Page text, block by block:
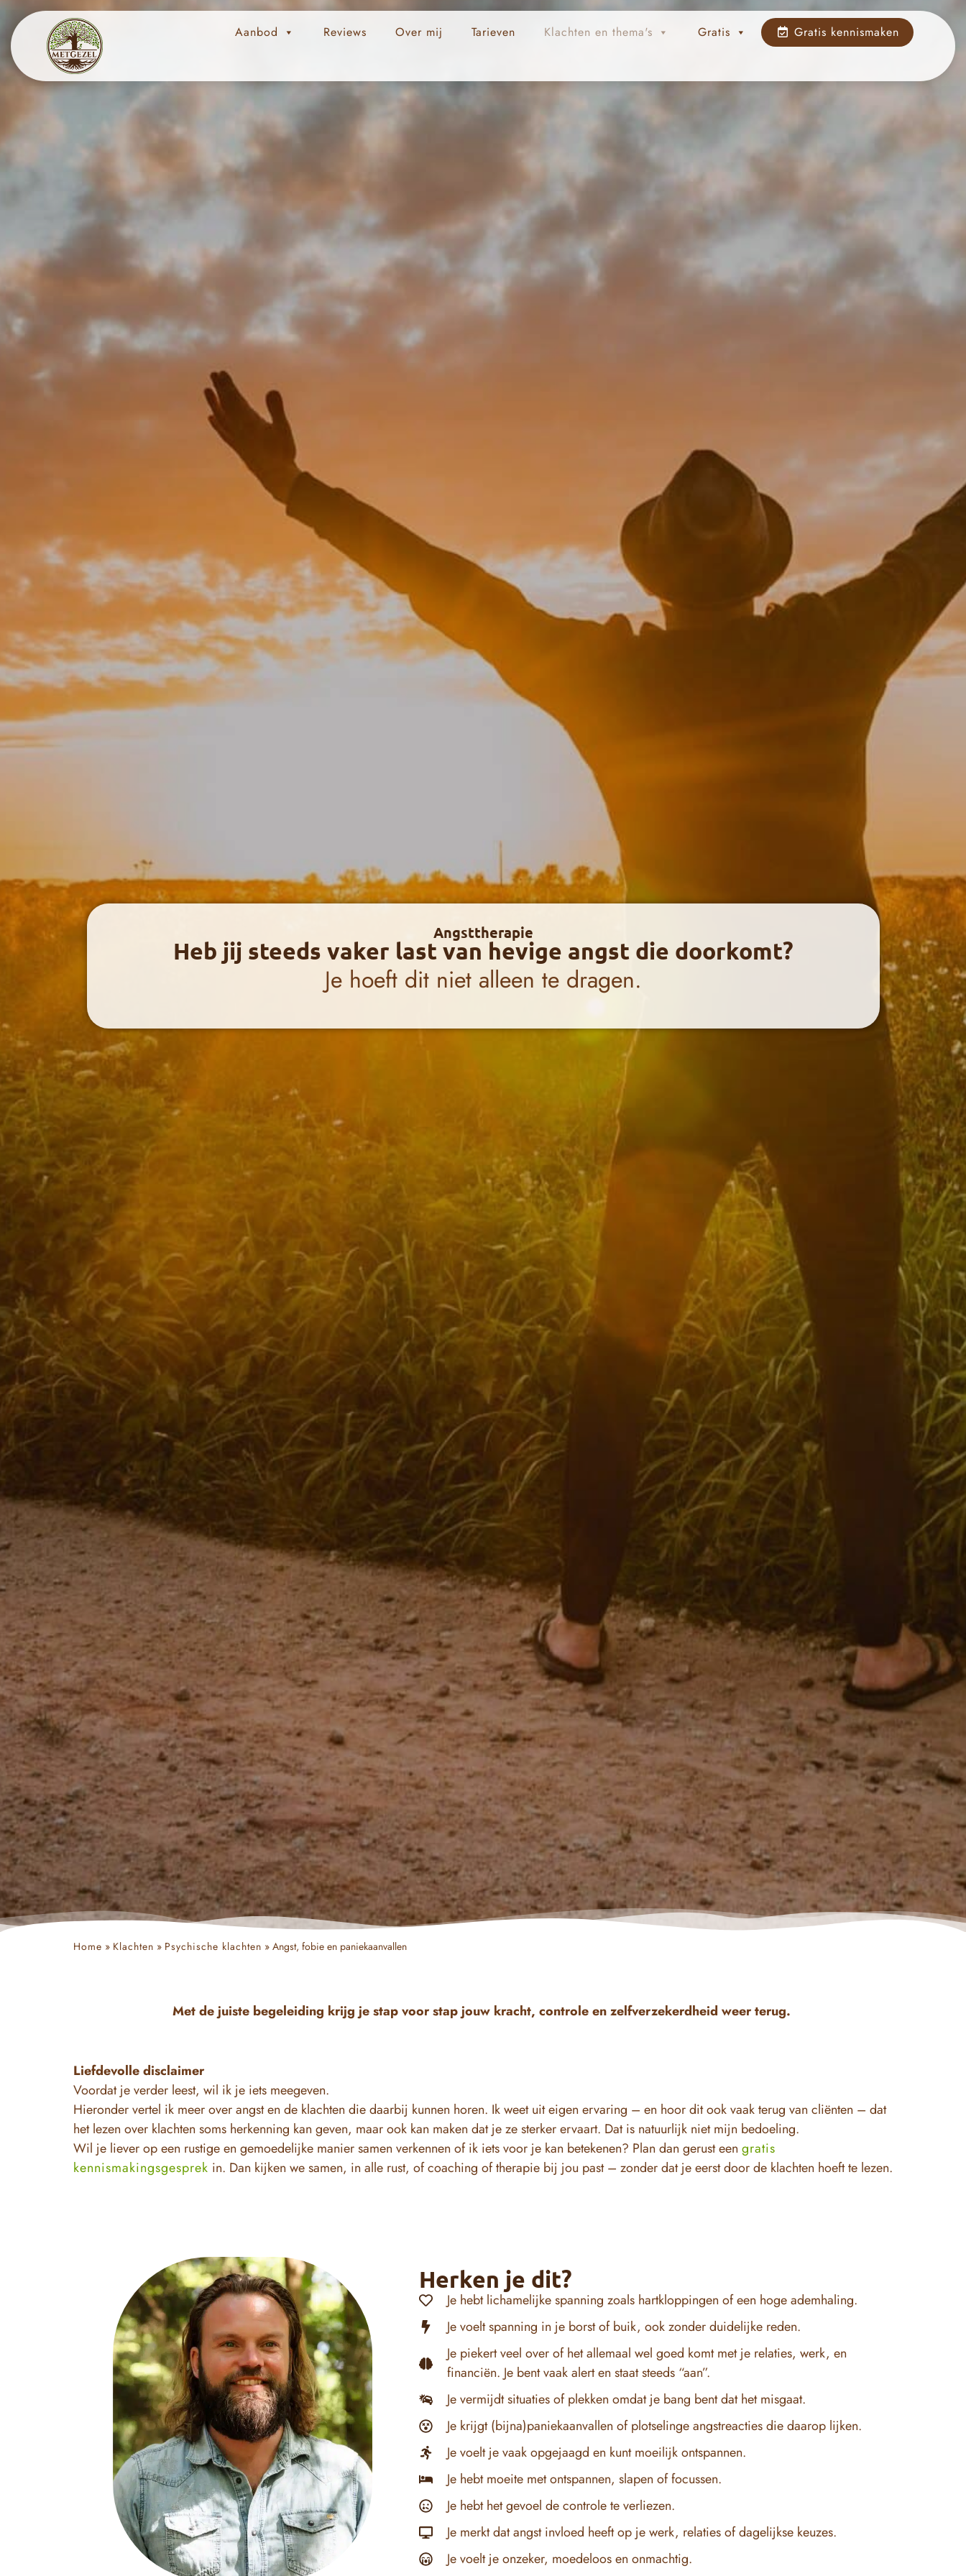
Aanbod Reviews Over mij Tarieven Klachten en thema's Gratis Gratis kennismaken
Angsttherapie
Heb jij steeds vaker last van hevige angst die doorkomt?
Je hoeft dit niet alleen te dragen.
Home » Klachten » Psychische klachten » Angst, fobie en paniekaanvallen
Met de juiste begeleiding krijg je stap voor stap jouw kracht, controle en zelfverzekerdheid weer terug.
Liefdevolle disclaimer
Voordat je verder leest, wil ik je iets meegeven.
Hieronder vertel ik meer over angst en de klachten die daarbij kunnen horen. Ik weet uit eigen ervaring – en hoor dit ook vaak terug van cliënten – dat
het lezen over klachten soms herkenning kan geven, maar ook kan maken dat je ze sterker ervaart. Dat is natuurlijk niet mijn bedoeling.
Wil je liever op een rustige en gemoedelijke manier samen verkennen of ik iets voor je kan betekenen? Plan dan gerust een gratis
kennismakingsgesprek in. Dan kijken we samen, in alle rust, of coaching of therapie bij jou past – zonder dat je eerst door de klachten hoeft te lezen.
Herken je dit?
Je hebt lichamelijke spanning zoals hartkloppingen of een hoge ademhaling.
Je voelt spanning in je borst of buik, ook zonder duidelijke reden.
Je piekert veel over of het allemaal wel goed komt met je relaties, werk, en
financiën. Je bent vaak alert en staat steeds “aan”.
Je vermijdt situaties of plekken omdat je bang bent dat het misgaat.
Je krijgt (bijna)paniekaanvallen of plotselinge angstreacties die daarop lijken.
Je voelt je vaak opgejaagd en kunt moeilijk ontspannen.
Je hebt moeite met ontspannen, slapen of focussen.
Je hebt het gevoel de controle te verliezen.
Je merkt dat angst invloed heeft op je werk, relaties of dagelijkse keuzes.
Je voelt je onzeker, moedeloos en onmachtig.